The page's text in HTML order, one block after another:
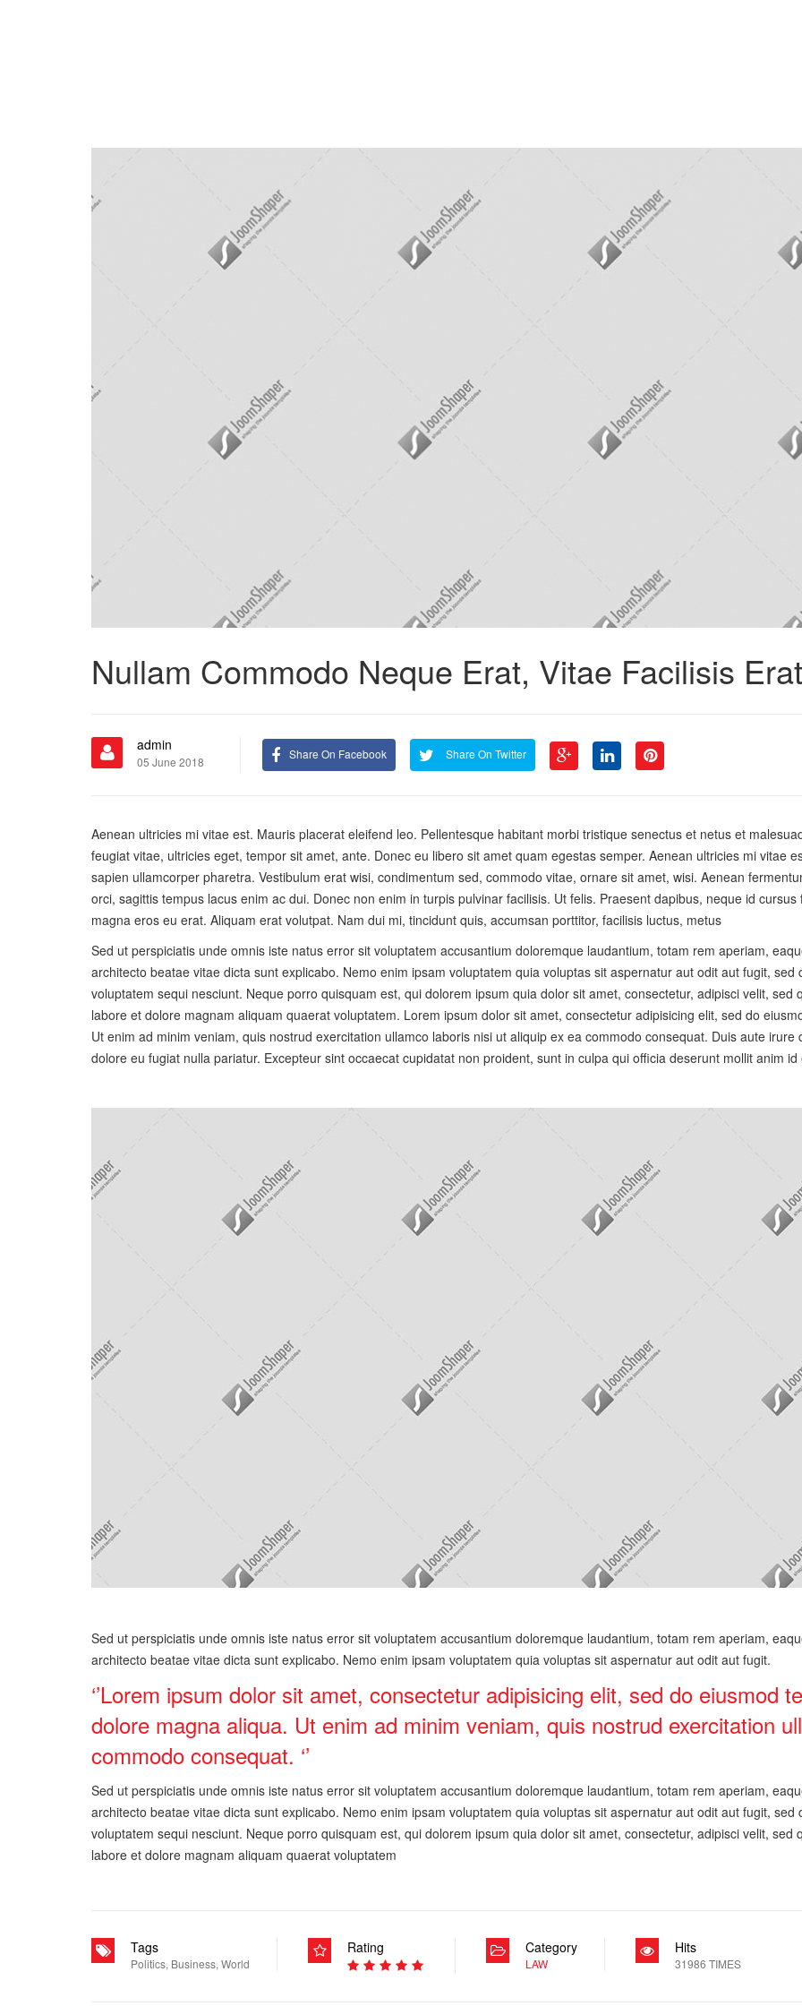
Nullam Commodo Neque Erat, Vitae Facilisis Erat
admin
05 June 2018
Share On Facebook Share On Twitter
Aenean ultricies mi vitae est. Mauris placerat eleifend leo. Pellentesque habitant morbi tristique senectus et netus et
feugiat vitae, ultricies eget, tempor sit amet, ante. Donec eu libero sit amet quam egestas semper. Aenean ultricies mi vitae
sapien ullamcorper pharetra. Vestibulum erat wisi, condimentum sed, commodo vitae, ornare sit amet, wisi. Aenean
orci, sagittis tempus lacus enim ac dui. Donec non enim in turpis pulvinar facilisis. Ut felis. Praesent dapibus, neque id
magna eros eu erat. Aliquam erat volutpat. Nam dui mi, tincidunt quis, accumsan porttitor, facilisis luctus, metus
Sed ut perspiciatis unde omnis iste natus error sit voluptatem accusantium doloremque laudantium, totam rem aperiam,
architecto beatae vitae dicta sunt explicabo. Nemo enim ipsam voluptatem quia voluptas sit aspernatur aut odit aut fugit,
voluptatem sequi nesciunt. Neque porro quisquam est, qui dolorem ipsum quia dolor sit amet, consectetur, adipisci velit,
labore et dolore magnam aliquam quaerat voluptatem. Lorem ipsum dolor sit amet, consectetur adipisicing elit, sed do
Ut enim ad minim veniam, quis nostrud exercitation ullamco laboris nisi ut aliquip ex ea commodo consequat. Duis aute
dolore eu fugiat nulla pariatur. Excepteur sint occaecat cupidatat non proident, sunt in culpa qui officia deserunt mollit anim
Sed ut perspiciatis unde omnis iste natus error sit voluptatem accusantium doloremque laudantium, totam rem aperiam,
architecto beatae vitae dicta sunt explicabo. Nemo enim ipsam voluptatem quia voluptas sit aspernatur aut odit aut fugit.
‘’Lorem ipsum dolor sit amet, consectetur adipisicing elit, sed do eiusmod
dolore magna aliqua. Ut enim ad minim veniam, quis nostrud exercitation
commodo consequat. ‘’
Sed ut perspiciatis unde omnis iste natus error sit voluptatem accusantium doloremque laudantium, totam rem aperiam,
architecto beatae vitae dicta sunt explicabo. Nemo enim ipsam voluptatem quia voluptas sit aspernatur aut odit aut fugit,
voluptatem sequi nesciunt. Neque porro quisquam est, qui dolorem ipsum quia dolor sit amet, consectetur, adipisci velit,
labore et dolore magnam aliquam quaerat voluptatem
Tags
Politics, Business, World
Rating Category
LAW
Hits
31986 TIMES